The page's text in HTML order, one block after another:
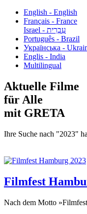
English - English
Français - France
עִבְרִית - Israel
Português - Brazil
Українська -
Englis - India
Multilingual
Aktuelle Filme
für Alle
mit GRETA
Ihre Suche nach "2023"
Filmfest
Nach dem Motto